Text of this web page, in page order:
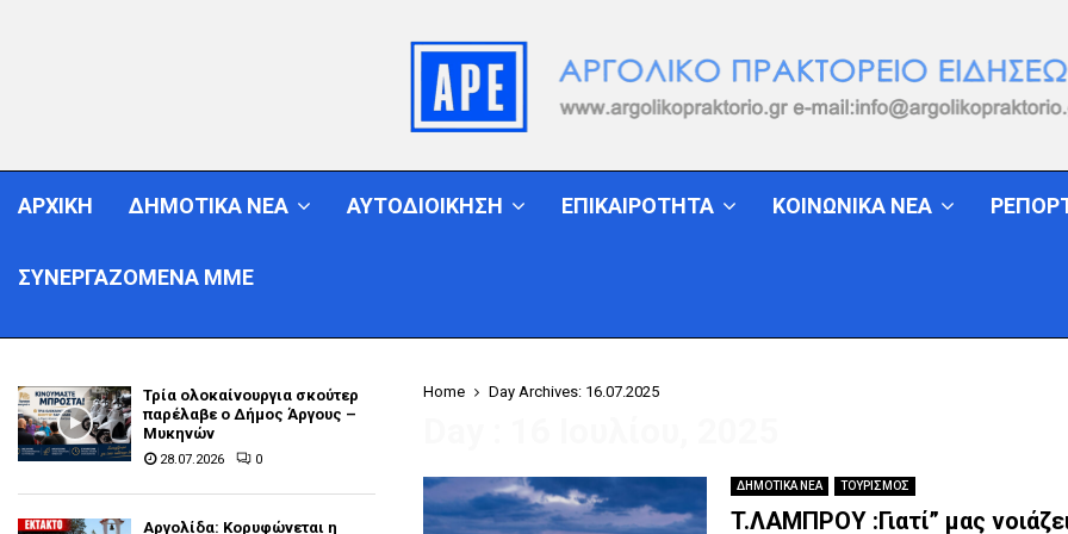
ΑΡΧΙΚΗ ΔΗΜΟΤΙΚΑ ΝΕΑ ΑΥΤΟΔΙΟΙΚΗΣΗ ΕΠΙΚΑΙΡΟΤΗΤΑ ΚΟΙΝΩΝΙΚΑ ΝΕΑ
ΣΥΝΕΡΓΑΖΟΜΕΝΑ ΜΜΕ
Home Day Archives: 16.07.2025
ΔΗΜΟΤΙΚΑ ΝΕΑ ΤΟΥΡΙΣΜΟΣ
T.ΛΑΜΠΡΟΥ :Γιατί” μας
Τρία ολοκαίνουργια σκούτερ
παρέλαβε o Δήμος Άργους –
Μυκηνών
28.07.2026 0
Αργολίδα: Κορυφώνεται η